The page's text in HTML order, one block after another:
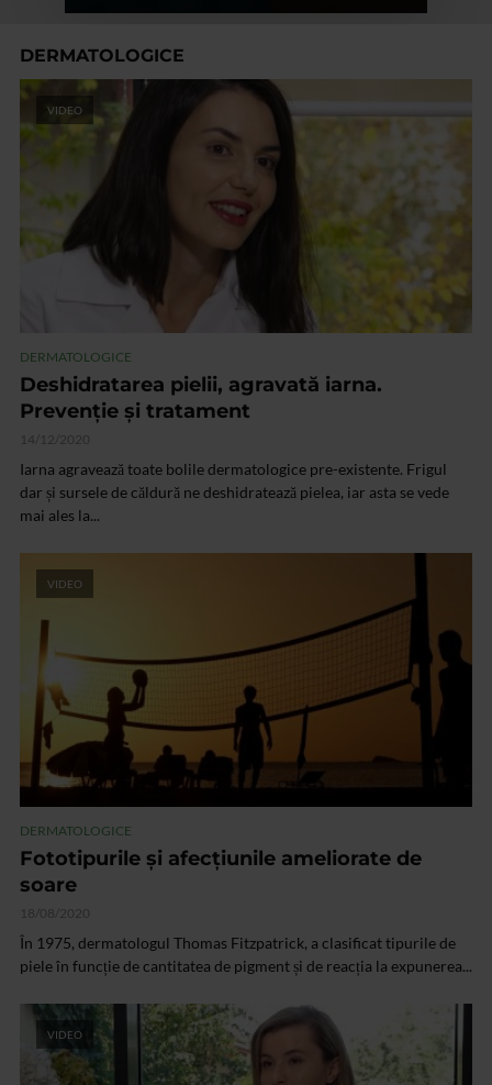
DERMATOLOGICE
VIDEO
DERMATOLOGICE
Deshidratarea pielii, agravată iarna.
Prevenție și tratament
14/12/2020
Iarna agravează toate bolile dermatologice pre-existente. Frigul
dar și sursele de căldură ne deshidratează pielea, iar asta se vede
mai ales la...
VIDEO
DERMATOLOGICE
Fototipurile și afecțiunile ameliorate de
soare
18/08/2020
În 1975, dermatologul Thomas Fitzpatrick, a clasificat tipurile de
piele în funcție de cantitatea de pigment și de reacția la expunerea...
VIDEO